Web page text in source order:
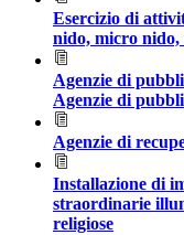
Esercizio di
nido, micro nido,
Agenzie di
Agenzie di
Agenzie di
Installazione di
straordinarie
religiose